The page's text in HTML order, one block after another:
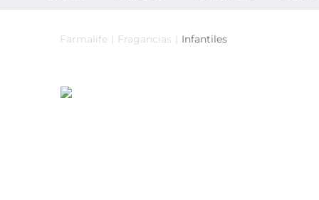
Fragancias Infantiles